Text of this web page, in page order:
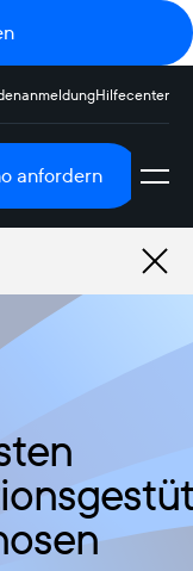
Hilfecenter
anfordern